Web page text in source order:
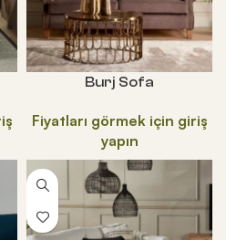
Burj Sofa